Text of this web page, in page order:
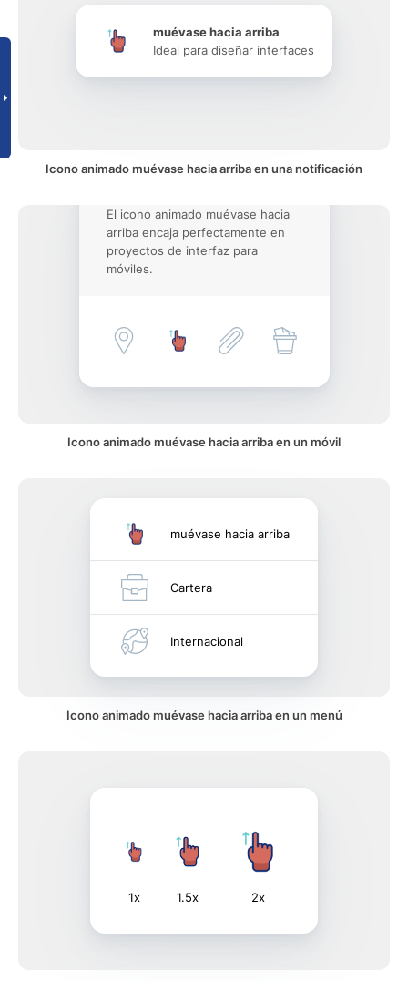
muévase hacia arriba
Ideal para diseñar interfaces
Icono animado muévase hacia arriba en una notificación
El icono animado muévase hacia
arriba encaja perfectamente en
proyectos de interfaz para
móviles.
Icono animado muévase hacia arriba en un móvil
muévase hacia arriba
Cartera
Internacional
Icono animado muévase hacia arriba en un menú
1x 1.5x 2x